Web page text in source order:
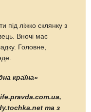
під ліжко склянку з
Вночі має
Головне,
країна»
та з